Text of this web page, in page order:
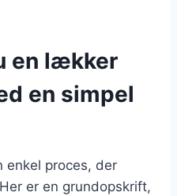
en lækker
en simpel
enkel proces, der
er en grundopskrift,